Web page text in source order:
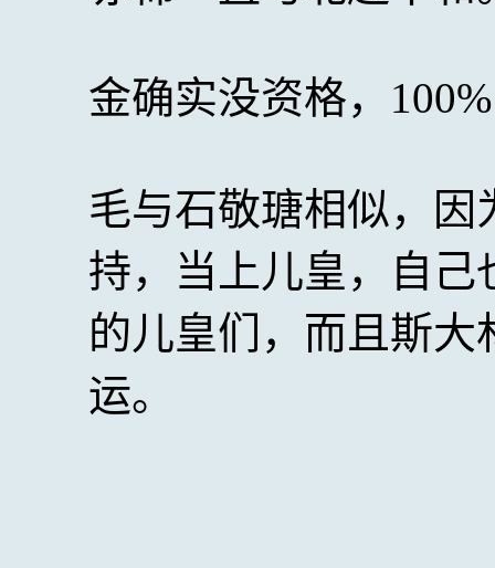
金确实没资格，
毛与石敬瑭相似，
持，当上儿皇，自
的儿皇们，而且斯
运。